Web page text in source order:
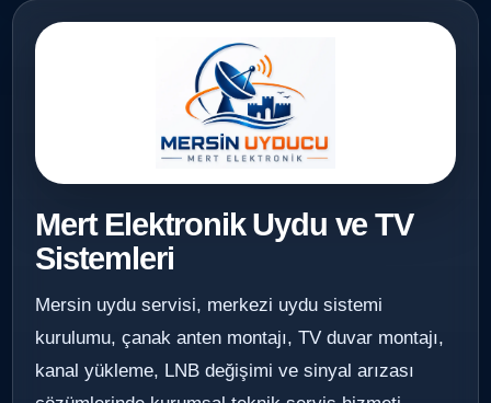
Mert Elektronik Uydu ve TV
Sistemleri
Mersin uydu servisi, merkezi uydu sistemi
kurulumu, çanak anten montajı, TV duvar montajı,
kanal yükleme, LNB değişimi ve sinyal arızası